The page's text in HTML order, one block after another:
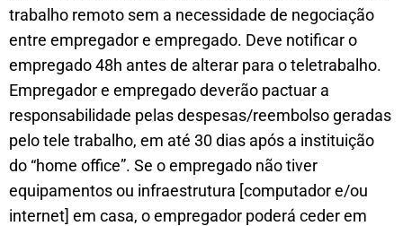
trabalho remoto sem a necessidade de negociação
entre empregador e empregado. Deve notificar o
empregado 48h antes de alterar para o teletrabalho.
Empregador e empregado deverão pactuar a
responsabilidade pelas despesas/reembolso geradas
pelo tele trabalho, em até 30 dias após a instituição
do “home office”. Se o empregado não tiver
equipamentos ou infraestrutura [computador e/ou
internet] em casa, o empregador poderá ceder em